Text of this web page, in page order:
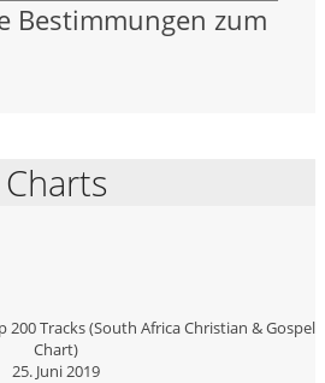
Bestimmungen zum
200 Tracks (South Africa Christian & Gospel
Chart)
25. Juni 2019